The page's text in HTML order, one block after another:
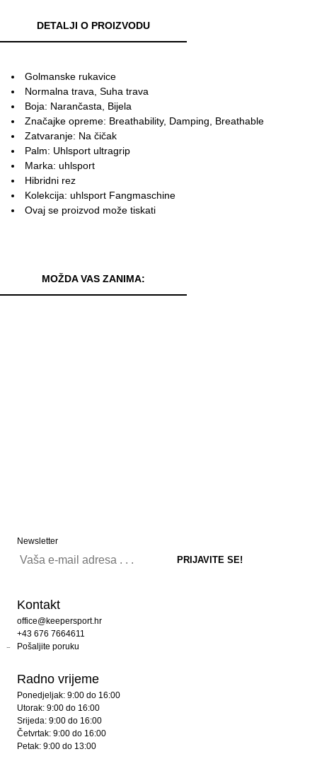
DETALJI O PROIZVODU
Golmanske rukavice
Normalna trava, Suha trava
Boja: Narančasta, Bijela
Značajke opreme: Breathability, Damping, Breathable
Zatvaranje: Na čičak
Palm: Uhlsport ultragrip
Marka: uhlsport
Hibridni rez
Kolekcija: uhlsport Fangmaschine
Ovaj se proizvod može tiskati
MOŽDA VAS ZANIMA:
Newsletter
Kontakt
office@keepersport.hr
+43 676 7664611
Pošaljite poruku
Radno vrijeme
Ponedjeljak: 9:00 do 16:00
Utorak: 9:00 do 16:00
Srijeda: 9:00 do 16:00
Četvrtak: 9:00 do 16:00
Petak: 9:00 do 13:00